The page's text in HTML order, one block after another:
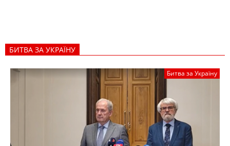
БИТВА ЗА УКРАЇНУ
Битва за Україну